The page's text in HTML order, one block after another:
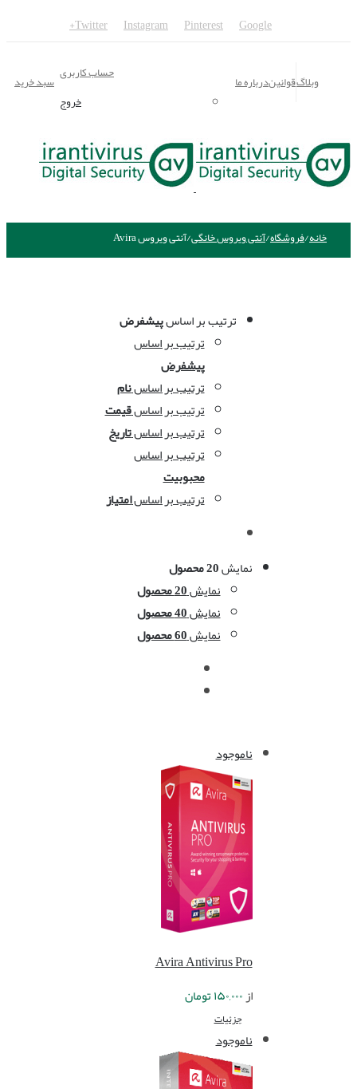
Twitter Instagram Pinterest Google+
وبلاگقوانیندرباره ما
حساب کاربری
خروج
سبد خرید
خانه/فروشگاه/آنتی ویروس خانگی/آنتی ویروس Avira
ترتیب بر اساسپیشفرض
ترتیب بر اساس
پیشفرض
ترتیب بر اساسنام
ترتیب بر اساسقیمت
ترتیب بر اساستاریخ
ترتیب بر اساس
محبوبیت
ترتیب بر اساسامتیاز
نمایش20 محصول
نمایش20 محصول
نمایش40 محصول
نمایش60 محصول
ناموجود
Avira Antivirus Pro
از۱۵۰,۰۰۰تومان
جزئیات
ناموجود